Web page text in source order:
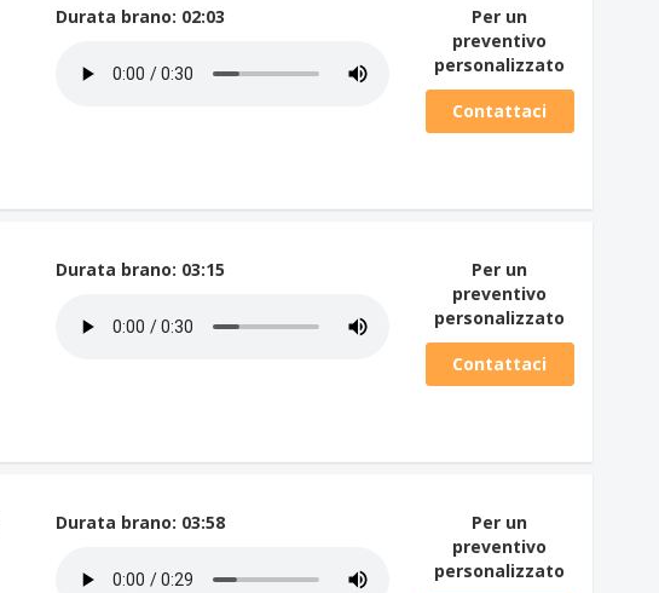
Durata brano: 02:03
Per un
preventivo
personalizzato
Contattaci
Durata brano: 03:15
Per un
preventivo
personalizzato
Contattaci
Durata brano: 03:58
Per un
preventivo
personalizzato